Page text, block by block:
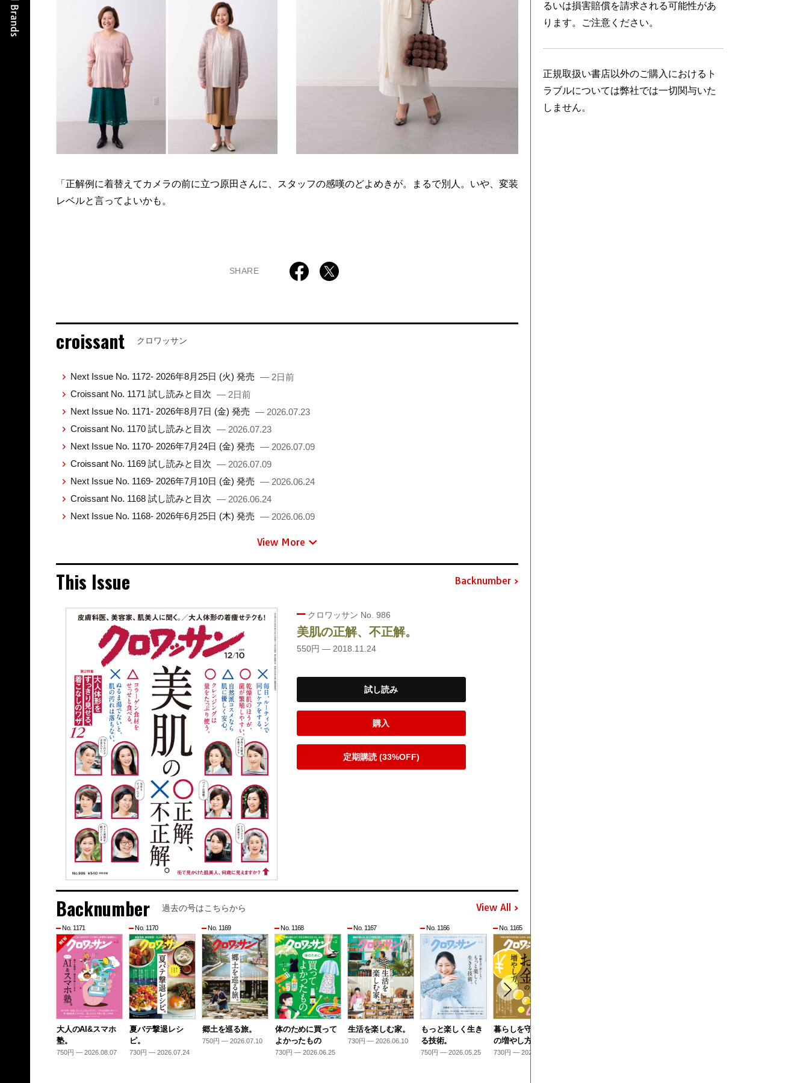
「正解例に着替えてカメラの前に立つ原田さんに、スタッフの感嘆のどよめきが。まるで別人。いや、変装
レベルと言ってよいかも。
SHARE
croissant クロワッサン
Next Issue No. 1172- 2026年8月25日 (火) 発売 — 2日前
Croissant No. 1171 試し読みと目次 — 2日前
Next Issue No. 1171- 2026年8月7日 (金) 発売 — 2026.07.23
Croissant No. 1170 試し読みと目次 — 2026.07.23
Next Issue No. 1170- 2026年7月24日 (金) 発売 — 2026.07.09
Croissant No. 1169 試し読みと目次 — 2026.07.09
Next Issue No. 1169- 2026年7月10日 (金) 発売 — 2026.06.24
Croissant No. 1168 試し読みと目次 — 2026.06.24
Next Issue No. 1168- 2026年6月25日 (木) 発売 — 2026.06.09
View More
This Issue Backnumber
クロワッサン No. 986
美肌の正解、不正解。
550円 — 2018.11.24
試し読み
購入
定期購読 (33%OFF)
Backnumber 過去の号はこちらから View All
No. 1171
大人のAI&スマホ
塾。
750円 — 2026.08.07
No. 1170
夏バテ撃退レシ
ピ。
730円 — 2026.07.24
No. 1169
郷土を巡る旅。
750円 — 2026.07.10
No. 1168
体のために買って
よかったもの
730円 — 2026.06.25
No. 1167
生活を楽しむ家。
730円 — 2026.06.10
No. 1166
もっと楽しく生き
る技術。
750円 — 2026.05.25
No. 1165
暮らしを守るお金
の増やし方。
730円 — 2026.05.09
るいは損害賠償を請求される可能性があ
ります。ご注意ください。
正規取扱い書店以外のご購入におけるト
ラブルについては弊社では一切関与いた
しません。